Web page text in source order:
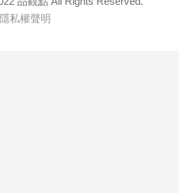
隱私權聲明